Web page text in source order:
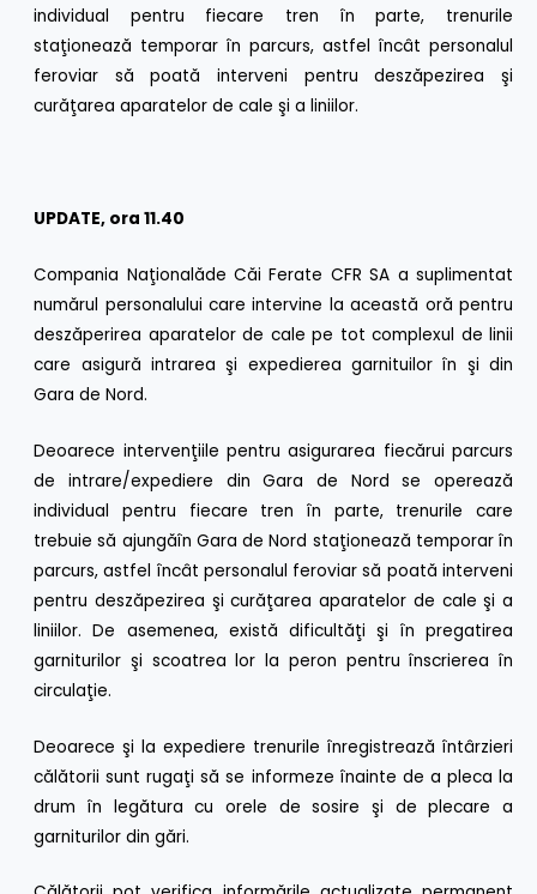
individual pentru fiecare tren în parte, trenurile
staţionează temporar în parcurs, astfel încât personalul
feroviar să poată interveni pentru deszăpezirea şi
curăţarea aparatelor de cale şi a liniilor.
UPDATE, ora 11.40
Compania Naţionalăde Căi Ferate CFR SA a suplimentat
numărul personalului care intervine la această oră pentru
deszăperirea aparatelor de cale pe tot complexul de linii
care asigură intrarea şi expedierea garnituilor în şi din
Gara de Nord.
Deoarece intervenţiile pentru asigurarea fiecărui parcurs
de intrare/expediere din Gara de Nord se operează
individual pentru fiecare tren în parte, trenurile care
trebuie să ajungăîn Gara de Nord staţionează temporar în
parcurs, astfel încât personalul feroviar să poată interveni
pentru deszăpezirea şi curăţarea aparatelor de cale şi a
liniilor. De asemenea, există dificultăţi şi în pregatirea
garniturilor şi scoatrea lor la peron pentru înscrierea în
circulaţie.
Deoarece şi la expediere trenurile înregistrează întârzieri
călătorii sunt rugaţi să se informeze înainte de a pleca la
drum în legătura cu orele de sosire şi de plecare a
garniturilor din gări.